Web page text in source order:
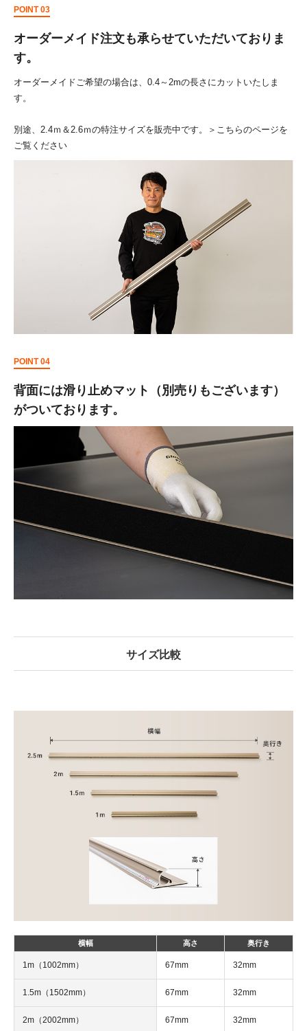
POINT 03
オーダーメイド注文も承らせていただいておりま
す。
オーダーメイドご希望の場合は、0.4～2mの長さにカットいたしま
す。
別途、2.4ｍ＆2.6ｍの特注サイズを販売中です。
＞こちらのページを
ご覧ください
POINT 04
背面には滑り止めマット（別売りもございます）
がついております。
サイズ比較
横幅 高さ 奥行き
1m（1002mm） 67mm 32mm
1.5m（1502mm） 67mm 32mm
2m（2002mm） 67mm 32mm